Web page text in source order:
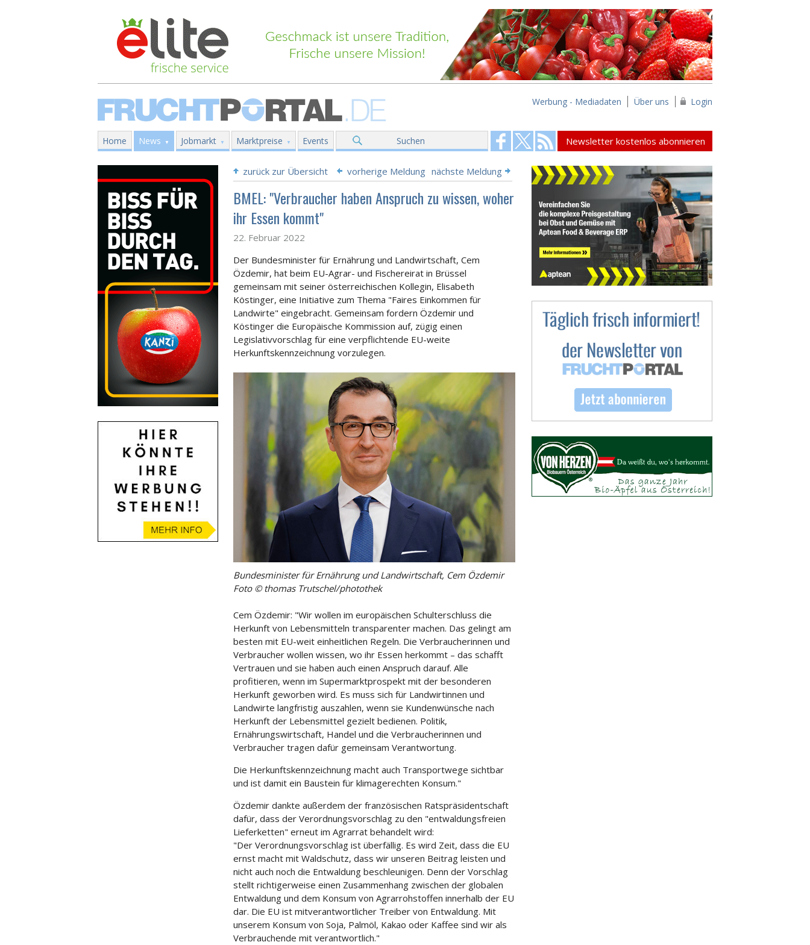
Werbung - Mediadaten Über uns Login
Home News Jobmarkt Marktpreise Events Suchen Newsletter kostenlos abonnieren
zurück zur Übersicht vorherige Meldung nächste Meldung
BMEL: "Verbraucher haben Anspruch zu wissen, woher
ihr Essen kommt"
22. Februar 2022
Der Bundesminister für Ernährung und Landwirtschaft, Cem
Özdemir, hat beim EU-Agrar- und Fischereirat in Brüssel
gemeinsam mit seiner österreichischen Kollegin, Elisabeth
Köstinger, eine Initiative zum Thema "Faires Einkommen für
Landwirte" eingebracht. Gemeinsam fordern Özdemir und
Köstinger die Europäische Kommission auf, zügig einen
Legislativvorschlag für eine verpflichtende EU-weite
Herkunftskennzeichnung vorzulegen.
Bundesminister für Ernährung und Landwirtschaft, Cem Özdemir
Foto © thomas Trutschel/photothek
Cem Özdemir: "Wir wollen im europäischen Schulterschluss die
Herkunft von Lebensmitteln transparenter machen. Das gelingt am
besten mit EU-weit einheitlichen Regeln. Die Verbraucherinnen und
Verbraucher wollen wissen, wo ihr Essen herkommt – das schafft
Vertrauen und sie haben auch einen Anspruch darauf. Alle
profitieren, wenn im Supermarktprospekt mit der besonderen
Herkunft geworben wird. Es muss sich für Landwirtinnen und
Landwirte langfristig auszahlen, wenn sie Kundenwünsche nach
Herkunft der Lebensmittel gezielt bedienen. Politik,
Ernährungswirtschaft, Handel und die Verbraucherinnen und
Verbraucher tragen dafür gemeinsam Verantwortung.
Die Herkunftskennzeichnung macht auch Transportwege sichtbar
und ist damit ein Baustein für klimagerechten Konsum."
Özdemir dankte außerdem der französischen Ratspräsidentschaft
dafür, dass der Verordnungsvorschlag zu den "entwaldungsfreien
Lieferketten" erneut im Agrarrat behandelt wird:
"Der Verordnungsvorschlag ist überfällig. Es wird Zeit, dass die EU
ernst macht mit Waldschutz, dass wir unseren Beitrag leisten und
nicht auch noch die Entwaldung beschleunigen. Denn der Vorschlag
stellt richtigerweise einen Zusammenhang zwischen der globalen
Entwaldung und dem Konsum von Agrarrohstoffen innerhalb der EU
dar. Die EU ist mitverantwortlicher Treiber von Entwaldung. Mit
unserem Konsum von Soja, Palmöl, Kakao oder Kaffee sind wir als
Verbrauchende mit verantwortlich."